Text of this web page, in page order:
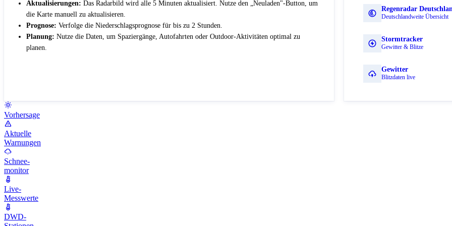
Aktualisierungen: Das Radarbild wird alle 5 Minuten aktualisiert. Nutze den „Neuladen"-Button, um
die Karte manuell zu aktualisieren.
Prognose: Verfolge die Niederschlagsprognose für bis zu 2 Stunden.
Planung: Nutze die Daten, um Spaziergänge, Autofahrten oder Outdoor-Aktivitäten optimal zu
planen.
Regenradar
Deutschlandweite Übersicht
Stormtracker
Gewitter & Blitze
Gewitter
Blitzdaten live
Vorhersage
Aktuelle
Warnungen
Schnee-
monitor
Live-
Messwerte
DWD-